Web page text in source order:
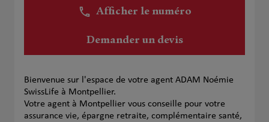
Afficher le numéro
Demander un devis
Bienvenue sur l'espace de votre agent ADAM Noémie
SwissLife à Montpellier.
Votre agent à Montpellier vous conseille pour votre
assurance vie, épargne retraite, complémentaire santé,